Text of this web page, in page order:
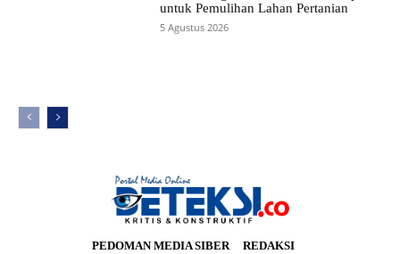
untuk Pemulihan Lahan Pertanian
5 Agustus 2026
PEDOMAN MEDIA SIBER
REDAKSI